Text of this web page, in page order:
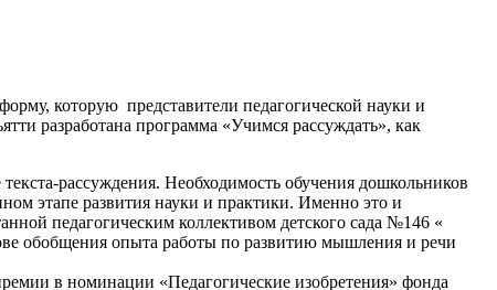
которую представители педагогической науки и
разработана программа «Учимся рассуждать», как
рассуждения. Необходимость обучения дошкольников
этапе развития науки и практики. Именно это и
педагогическим коллективом детского сада №146 «
обобщения опыта работы по развитию мышления и речи
в номинации «Педагогические изобретения» фонда